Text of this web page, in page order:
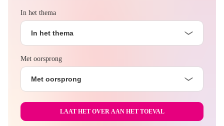
In het thema
In het thema
Met oorsprong
Met oorsprong